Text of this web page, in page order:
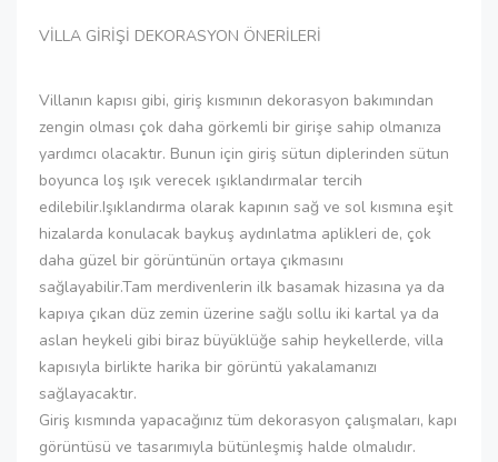
VİLLA GİRİŞİ DEKORASYON ÖNERİLERİ
Villanın kapısı gibi, giriş kısmının dekorasyon bakımından
zengin olması çok daha görkemli bir girişe sahip olmanıza
yardımcı olacaktır. Bunun için giriş sütun diplerinden sütun
boyunca loş ışık verecek ışıklandırmalar tercih
edilebilir.Işıklandırma olarak kapının sağ ve sol kısmına eşit
hizalarda konulacak baykuş aydınlatma aplikleri de, çok
daha güzel bir görüntünün ortaya çıkmasını
sağlayabilir.Tam merdivenlerin ilk basamak hizasına ya da
kapıya çıkan düz zemin üzerine sağlı sollu iki kartal ya da
aslan heykeli gibi biraz büyüklüğe sahip heykellerde, villa
kapısıyla birlikte harika bir görüntü yakalamanızı
sağlayacaktır.
Giriş kısmında yapacağınız tüm dekorasyon çalışmaları, kapı
görüntüsü ve tasarımıyla bütünleşmiş halde olmalıdır.